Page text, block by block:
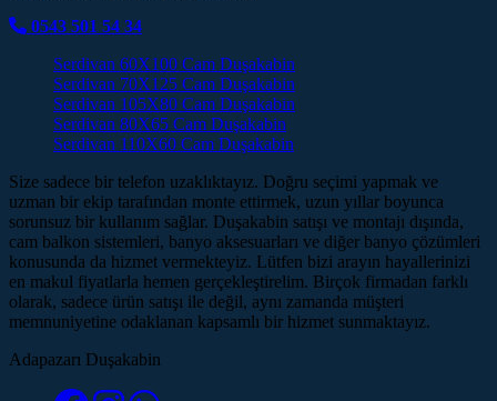
0543 501 54 34
Serdivan 60X100 Cam Duşakabin
Serdivan 70X125 Cam Duşakabin
Serdivan 105X80 Cam Duşakabin
Serdivan 80X65 Cam Duşakabin
Serdivan 110X60 Cam Duşakabin
Size sadece bir telefon uzaklıktayız. Doğru seçimi yapmak ve
uzman bir ekip tarafından monte ettirmek, uzun yıllar boyunca
sorunsuz bir kullanım sağlar. Duşakabin satışı ve montajı dışında,
cam balkon sistemleri, banyo aksesuarları ve diğer banyo çözümleri
konusunda da hizmet vermekteyiz. Lütfen bizi arayın hayallerinizi
en makul fiyatlarla hemen gerçekleştirelim. Birçok firmadan farklı
olarak, sadece ürün satışı ile değil, aynı zamanda müşteri
memnuniyetine odaklanan kapsamlı bir hizmet sunmaktayız.
Adapazarı Duşakabin